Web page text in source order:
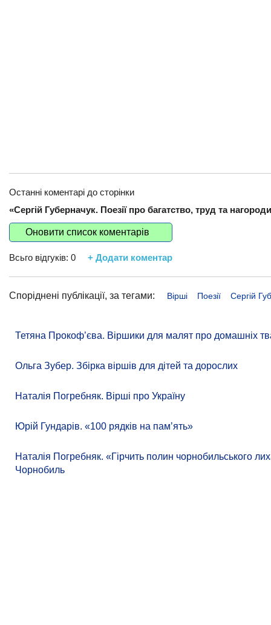
Останні коментарі до сторінки
«Сергій Губерначук. Поезії про багатство, труд та
Оновити список коментарів
Всьго відгуків: 0 + Додати коментар
Споріднені публікації, за тегами: Вірші Поезії Сергій
Тетяна Прокоф’єва. Віршики для малят про домашніх
Ольга Зубер. Збірка віршів для дітей та дорослих
Наталія Погребняк. Вірші про Україну
Юрій Гундарів. «100 рядків на памʼять»
Наталія Погребняк. «Гірчить полин чорнобильського
Чорнобиль